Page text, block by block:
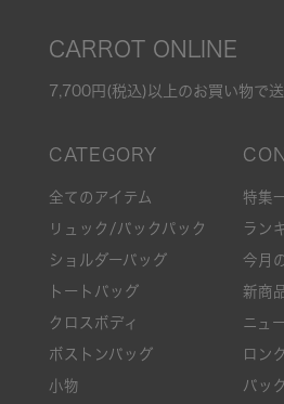
CARROT ONLINE
7,700円(税込)以上のお買い物で
全てのアイテム
リュック/バックパック
ショルダーバッグ
トートバッグ
クロスボディ
ボストンバッグ
小物
特集
ラン
今月
新商
ニュ
ロン
バッ